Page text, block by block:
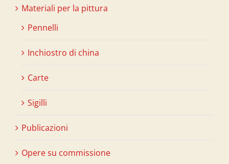
Materiali per la pittura
Pennelli
Inchiostro di china
Carte
Sigilli
Publicazioni
Opere su commissione